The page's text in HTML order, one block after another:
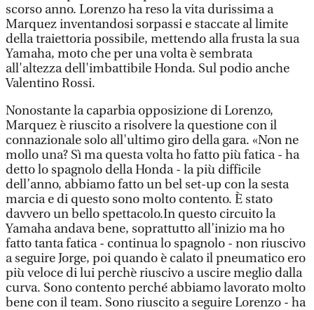
scorso anno. Lorenzo ha reso la vita durissima a
Marquez inventandosi sorpassi e staccate al limite
della traiettoria possibile, mettendo alla frusta la sua
Yamaha, moto che per una volta è sembrata
all'altezza dell'imbattibile Honda. Sul podio anche
Valentino Rossi.
Nonostante la caparbia opposizione di Lorenzo,
Marquez è riuscito a risolvere la questione con il
connazionale solo all'ultimo giro della gara. «Non ne
mollo una? Sì ma questa volta ho fatto più fatica - ha
detto lo spagnolo della Honda - la più difficile
dell’anno, abbiamo fatto un bel set-up con la sesta
marcia e di questo sono molto contento. È stato
davvero un bello spettacolo.In questo circuito la
Yamaha andava bene, soprattutto all’inizio ma ho
fatto tanta fatica - continua lo spagnolo - non riuscivo
a seguire Jorge, poi quando è calato il pneumatico ero
più veloce di lui perchè riuscivo a uscire meglio dalla
curva. Sono contento perché abbiamo lavorato molto
bene con il team. Sono riuscito a seguire Lorenzo - ha